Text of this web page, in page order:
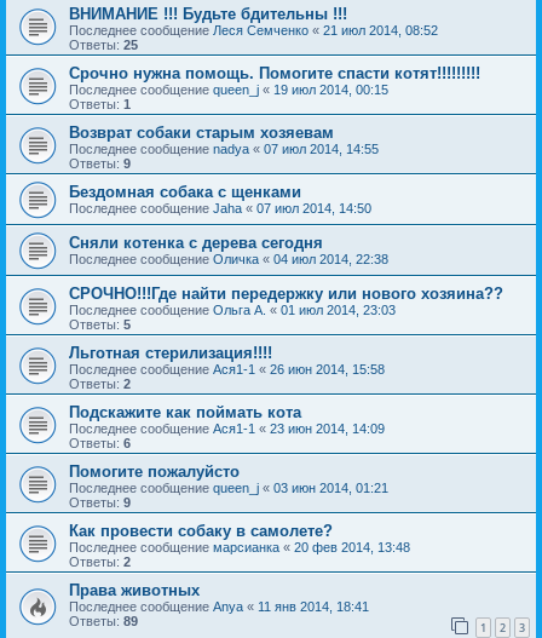
ВНИМАНИЕ !!! Будьте бдительны !!!
Последнее сообщение Леся Семченко « 21 июл 2014, 08:52
Ответы: 25
Срочно нужна помощь. Помогите спасти котят!!!!!!!!!
Последнее сообщение queen_j « 19 июл 2014, 00:15
Ответы: 1
Возврат собаки старым хозяевам
Последнее сообщение nadya « 07 июл 2014, 14:55
Ответы: 9
Бездомная собака с щенками
Последнее сообщение Jaha « 07 июл 2014, 14:50
Сняли котенка с дерева сегодня
Последнее сообщение Оличка « 04 июл 2014, 22:38
СРОЧНО!!!Где найти передержку или нового хозяина??
Последнее сообщение Ольга А. « 01 июл 2014, 23:03
Ответы: 5
Льготная стерилизация!!!!
Последнее сообщение Ася1-1 « 26 июн 2014, 15:58
Ответы: 2
Подскажите как поймать кота
Последнее сообщение Ася1-1 « 23 июн 2014, 14:09
Ответы: 6
Помогите пожалуйсто
Последнее сообщение queen_j « 03 июн 2014, 01:21
Ответы: 9
Как провести собаку в самолете?
Последнее сообщение марсианка « 20 фев 2014, 13:48
Ответы: 2
Права животных
Последнее сообщение Anya « 11 янв 2014, 18:41
Ответы: 89 1 2 3